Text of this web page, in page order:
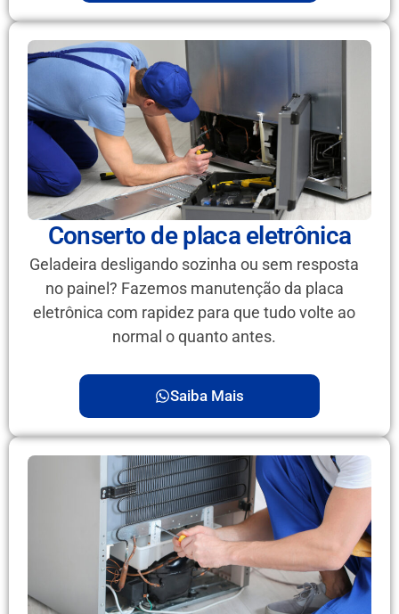
Conserto de placa eletrônica
Geladeira desligando sozinha ou sem resposta
no painel? Fazemos manutenção da placa
eletrônica com rapidez para que tudo volte ao
normal o quanto antes.
Saiba Mais